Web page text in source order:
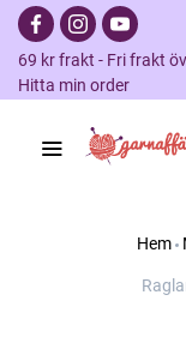
69 kr frakt - Fri frakt
Hitta min order
Hem